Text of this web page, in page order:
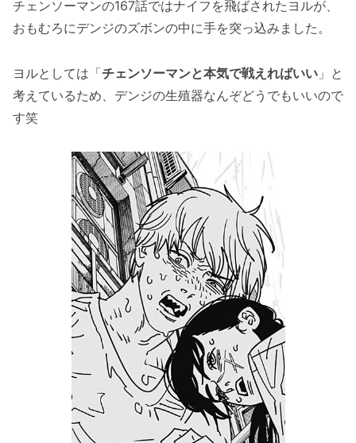
チェンソーマンの167話ではナイフを飛ばされたヨルが、
おもむろにデンジのズボンの中に手を突っ込みました。
ヨルとしては「チェンソーマンと本気で戦えればいい 」と
考えているため、デンジの生殖器なんぞどうでもいいので
す笑